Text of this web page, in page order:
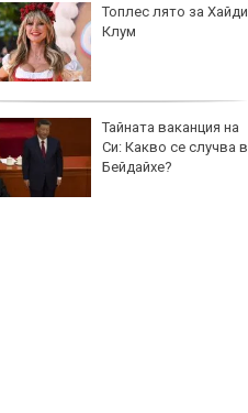
Топлес лято за Хайди
Клум
Тайната ваканция на
Си: Какво се случва в
Бейдайхе?